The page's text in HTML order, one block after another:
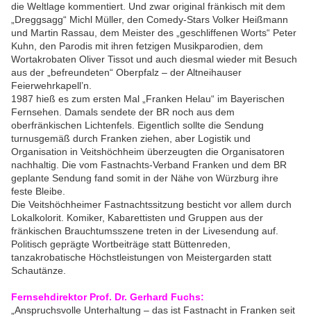
die Weltlage kommentiert. Und zwar original fränkisch mit dem
„Dreggsagg“ Michl Müller, den Comedy-Stars Volker Heißmann
und Martin Rassau, dem Meister des „geschliffenen Worts“ Peter
Kuhn, den Parodis mit ihren fetzigen Musikparodien, dem
Wortakrobaten Oliver Tissot und auch diesmal wieder mit Besuch
aus der „befreundeten“ Oberpfalz – der Altneihauser
Feierwehrkapell’n.
1987 hieß es zum ersten Mal „Franken Helau“ im Bayerischen
Fernsehen. Damals sendete der BR noch aus dem
oberfränkischen Lichtenfels. Eigentlich sollte die Sendung
turnusgemäß durch Franken ziehen, aber Logistik und
Organisation in Veitshöchheim überzeugten die Organisatoren
nachhaltig. Die vom Fastnachts-Verband Franken und dem BR
geplante Sendung fand somit in der Nähe von Würzburg ihre
feste Bleibe.
Die Veitshöchheimer Fastnachtssitzung besticht vor allem durch
Lokalkolorit. Komiker, Kabarettisten und Gruppen aus der
fränkischen Brauchtumsszene treten in der Livesendung auf.
Politisch geprägte Wortbeiträge statt Büttenreden,
tanzakrobatische Höchstleistungen von Meistergarden statt
Schautänze.
Fernsehdirektor Prof. Dr. Gerhard Fuchs:
„Anspruchsvolle Unterhaltung – das ist Fastnacht in Franken seit